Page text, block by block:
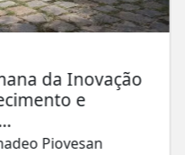
da Inovação
e
Piovesan